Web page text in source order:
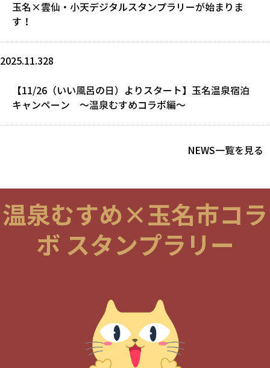
玉名×雲仙・小天デジタルスタンプラリーが始まりま
す！
2025.11.328
【11/26（いい風呂の日）よりスタート】玉名温泉宿泊
キャンペーン ～温泉むすめコラボ編～
NEWS一覧を見る
温泉むすめ×玉名市コラ
ボ スタンプラリー